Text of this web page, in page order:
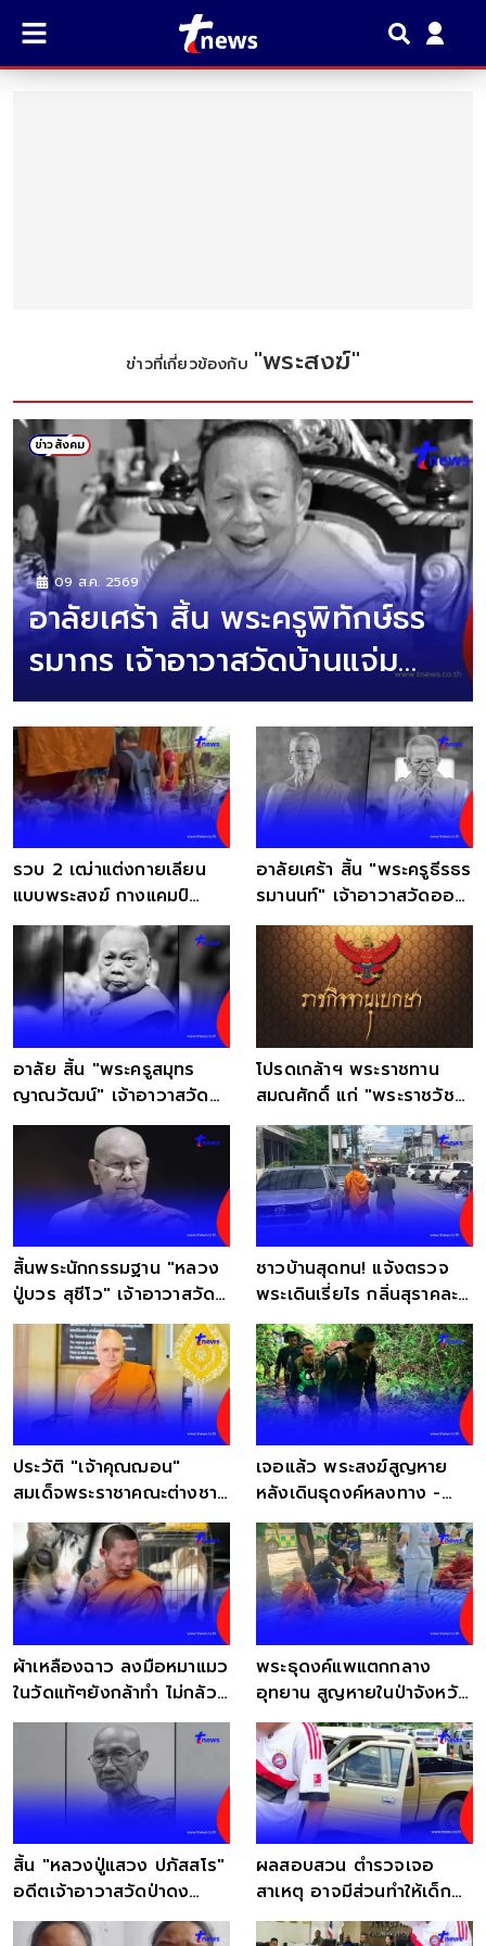
ข่าวที่เกี่ยวข้องกับ "พระสงฆ์"
ข่าวสังคม
09 ส.ค. 2569
อาลัยเศร้า สิ้น พระครูพิทักษ์ธร
รมากร เจ้าอาวาสวัดบ้านแจ่ม
มรณภาพ
รวบ 2 เฒ่าแต่งกายเลียน
แบบพระสงฆ์ กางแคมป์
กลางทุ่งนาหลอกชาวบ้าน
อาลัยเศร้า สิ้น "พระครูธีรธร
รมานนท์" เจ้าอาวาสวัดออ
นกลาง มรณภาพ
อาลัย สิ้น "พระครูสมุทร
ญาณวัฒน์" เจ้าอาวาสวัด
บางขมิ้น มรณภาพ
โปรดเกล้าฯ พระราชทาน
สมณศักดิ์ แก่ "พระราชวัชรา
ทร" วัดไก่เตี้ย
สิ้นพระนักกรรมฐาน "หลวง
ปู่บวร สุชีโว" เจ้าอาวาสวัด
ป่าหนองแข้ดง
ชาวบ้านสุดทน! แจ้งตรวจ
พระเดินเรี่ยไร กลิ่นสุราคละ
คลุ้ง
ประวัติ "เจ้าคุณฌอน"
สมเด็จพระราชาคณะต่างชาติ
องค์แรกของไทย
เจอแล้ว พระสงฆ์สูญหาย
หลังเดินธุดงค์หลงทาง -
เกิดอุบัติเหตุแพแตก
ผ้าเหลืองฉาว ลงมือหมาแมว
ในวัดแท้ๆยังกล้าทำ ไม่กลัว
บาป
พระธุดงค์แพแตกกลาง
อุทยาน สูญหายในป่าจังหวัด
สุราษฎร์ธานี
สิ้น "หลวงปู่แสวง ปภัสสโร"
อดีตเจ้าอาวาสวัดป่าดง
เจริญ มรณภาพ
ผลสอบสวน ตำรวจเจอ
สาเหตุ อาจมีส่วนทำให้เด็ก
ชายวัย 11 เครียด